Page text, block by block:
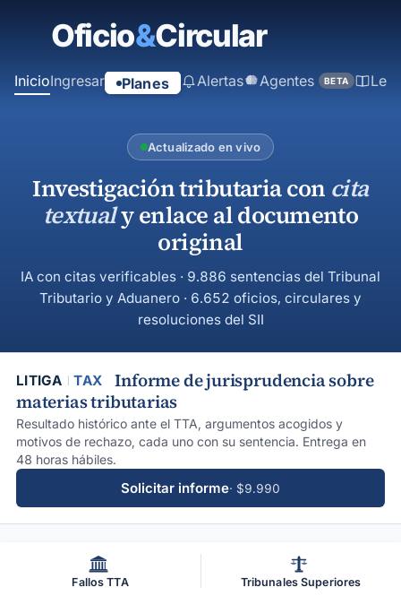
principal
InicioIngresar Planes Alertas Agentes BETA
Actualizado en vivo
Investigación tributaria con cita
textualy enlace al documento
original
IA con citas verificables · 9.886 sentencias del Tribunal
Tributario y Aduanero · 6.652 oficios, circulares y
resoluciones del SII
LITIGA TAX
Informe de jurisprudencia sobre
materias tributarias
Resultado histórico ante el TTA, argumentos acogidos y
motivos de rechazo, cada uno con su sentencia. Entrega en
48 horas hábiles.
Solicitar informe· $9.990
Fallos TTA Tribunales Superiores